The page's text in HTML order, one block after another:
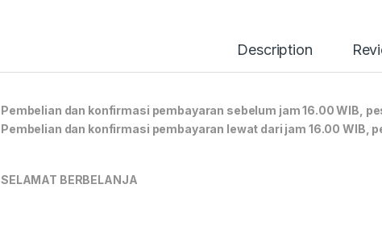
Description
Pembelian dan konfirmasi pembayaran sebelum jam 16.00 WIB,
Pembelian dan konfirmasi pembayaran lewat dari jam 16.00 WIB,
SELAMAT BERBELANJA